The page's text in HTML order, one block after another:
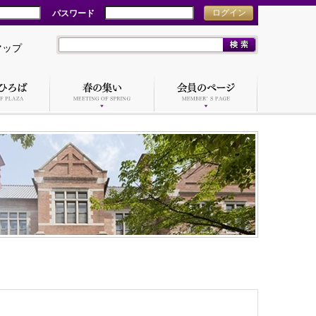
パスワード ログイン
プ